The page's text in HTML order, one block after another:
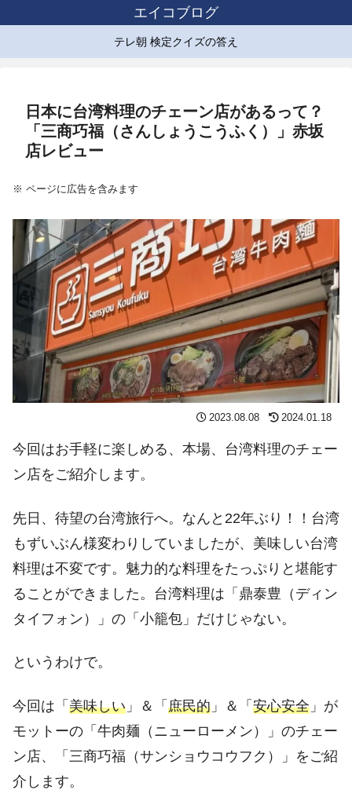
エイコブログ
テレ朝 検定クイズの答え
日本に台湾料理のチェーン店があるって？
「三商巧福（さんしょうこうふく）」赤坂
店レビュー
※ ページに広告を含みます
2023.08.08 2024.01.18
今回はお手軽に楽しめる、本場、台湾料理のチェー
ン店をご紹介します。
先日、待望の台湾旅行へ。なんと22年ぶり！！台湾
もずいぶん様変わりしていましたが、美味しい台湾
料理は不変です。魅力的な料理をたっぷりと堪能す
ることができました。台湾料理は「鼎泰豊（ディン
タイフォン）」の「小籠包」だけじゃない。
というわけで。
今回は「 美味しい 」＆「 庶民的 」＆「 安心安全 」が
モットーの「牛肉麺（ニューローメン）」のチェー
ン店、「三商巧福（サンショウコウフク）」をご紹
介します。